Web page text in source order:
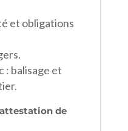
et obligations
: balisage et
de